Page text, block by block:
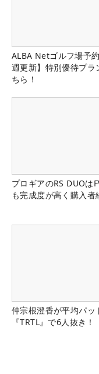
ALBA Netゴルフ場予
週更新】特別優待プラ
ちら！
プロギアのRS DUOは
も完成度が高く購入者
仲宗根澄香が平均パッ
『TRTL』で6人抜き！